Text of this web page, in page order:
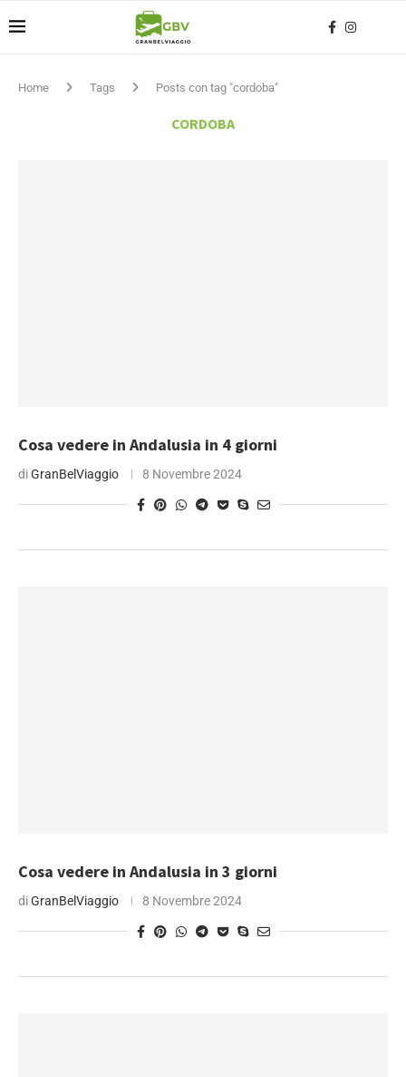
Home Tags Posts con tag "cordoba"
CORDOBA
Cosa vedere in Andalusia in 4 giorni
diGranBelViaggio 8 Novembre 2024
Cosa vedere in Andalusia in 3 giorni
diGranBelViaggio 8 Novembre 2024